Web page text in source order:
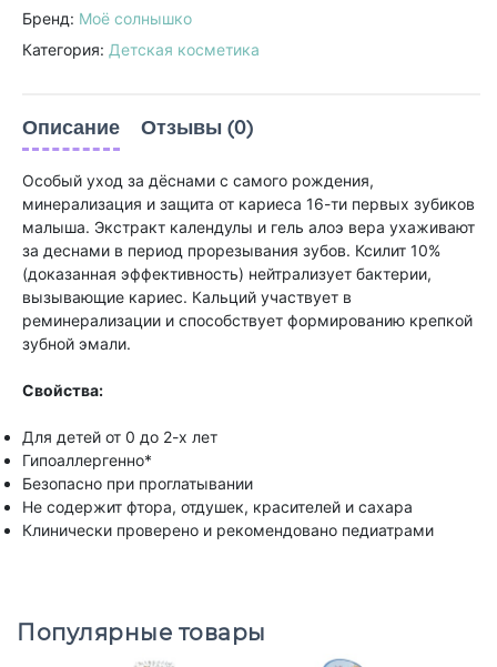
Бренд: Моё солнышко
Категория: Детская косметика
Описание Отзывы (0)
Особый уход за дёснами с самого рождения,
минерализация и защита от кариеса 16-ти первых зубиков
малыша. Экстракт календулы и гель алоэ вера ухаживают
за деснами в период прорезывания зубов. Ксилит 10%
(доказанная эффективность) нейтрализует бактерии,
вызывающие кариес. Кальций участвует в
реминерализации и способствует формированию крепкой
зубной эмали.
Свойства:
Для детей от 0 до 2-х лет
Гипоаллергенно*
Безопасно при проглатывании
Не содержит фтора, отдушек, красителей и сахара
Клинически проверено и рекомендовано педиатрами
Популярные товары